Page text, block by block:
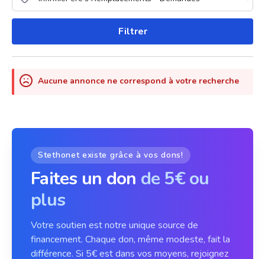
Filtrer
Aucune annonce ne correspond à votre recherche
Stethonet existe grâce à vos dons!
Faites un don de 5€ ou
plus
Votre soutien est notre unique source de
financement. Chaque don, même modeste, fait la
différence. Si 5€ est dans vos moyens, rejoignez